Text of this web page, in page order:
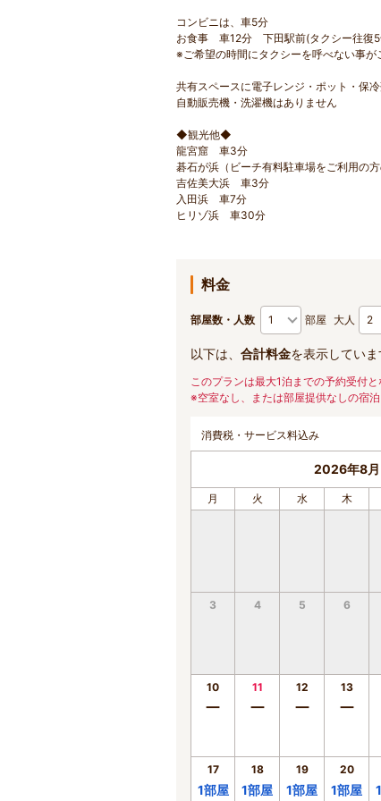
コンビニは、車5分
お食事 車12分 下田駅前(タクシー往復5
※ご希望の時間にタクシーを呼べない事が
共有スペースに電子レンジ・ポット・保
自動販売機・洗濯機はありません
◆観光他◆
龍宮窟 車3分
碁石が浜（ビーチ有料駐車場をご利用の
吉佐美大浜 車3分
入田浜 車7分
ヒリゾ浜 車30分
料金
部屋数・人数 部屋 大人
以下は、 合計料金を表示してい
このプランは最大1泊までの予約受付と
※空室なし、または部屋提供なしの宿泊
消費税・サービス料込み
2026年8月
月 火 水 木
3 4 5 6
10
ー
11
ー
12
ー
13
ー
17
1部屋
18
1部屋
19
1部屋
20
1部屋 1